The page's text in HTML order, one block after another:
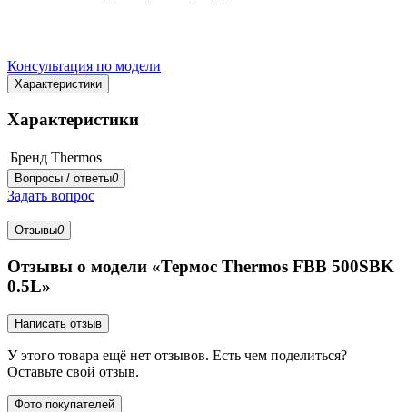
Консультация по модели
Характеристики
Характеристики
Бренд Thermos
Вопросы / ответы0
Задать вопрос
Отзывы0
Отзывы о модели «Термос Thermos FBB 500SBK
0.5L»
Написать отзыв
У этого товара ещё нет отзывов. Есть чем поделиться?
Оставьте свой отзыв.
Фото покупателей